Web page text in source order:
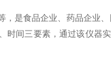
，是食品企业、药品企业
时间三要素，通过该仪器